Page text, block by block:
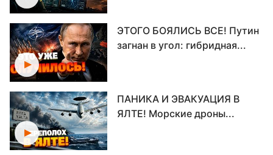
ЭТОГО БОЯЛИСЬ ВСЕ! Путин
загнан в угол: гибридная...
ПАНИКА И ЭВАКУАЦИЯ В
ЯЛТЕ! Морские дроны...